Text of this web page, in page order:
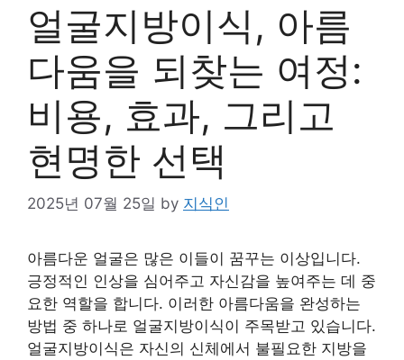
얼굴지방이식, 아름
다움을 되찾는 여정:
비용, 효과, 그리고
현명한 선택
2025년 07월 25일 by 지식인
아름다운 얼굴은 많은 이들이 꿈꾸는 이상입니다.
긍정적인 인상을 심어주고 자신감을 높여주는 데 중
요한 역할을 합니다. 이러한 아름다움을 완성하는
방법 중 하나로 얼굴지방이식이 주목받고 있습니다.
얼굴지방이식은 자신의 신체에서 불필요한 지방을